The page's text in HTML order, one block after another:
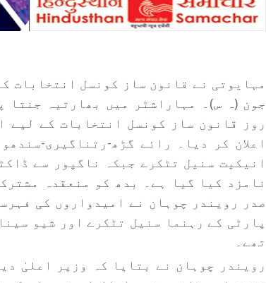
جون (ہ س)۔ مہاراشٹر میں بھارتیہ
اعلان کر دیا۔ رائے گڑھ-رتناگیری-
انیکیت سنیل تٹکرے جبکہ ناگپور سے
نامزد کیا گیا ہے۔ بدھ کو منعقدہ
صدر رویندر چوہان نے امیدواروں کی
پارٹی کے رہنما سنیل تٹکرے اور شیو
تھے۔
رویندر چوہان نے بتایا کہ وزیر اعلیٰ